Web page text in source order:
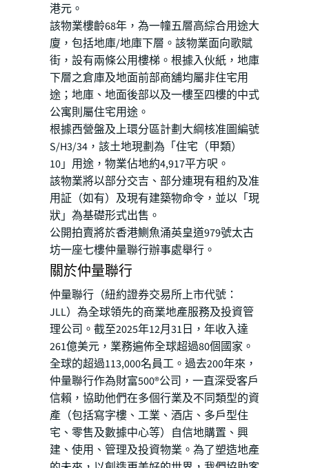
港元。
該物業樓齡68年，為一幢五層高綜合用途大
廈，包括地庫/地庫下層。該物業面向歌賦
街，設有兩條公用樓梯。根據入伙紙，地庫
下層之倉庫及地面前部商舖均屬非住宅用
途；地庫、地面後部以及一樓至四樓的中式
公寓則屬住宅用途。
根據西營盤及上環分區計劃大綱核准圖編號
S/H3/34，該土地現劃為「住宅（甲類）
10」用途，物業佔地約4,917平方呎。
該物業將以部分交吉、部分連現有租約及准
用証（如有）及現有建築物命令，並以「現
狀」為基礎形式出售。
公開拍賣將於香港鰂魚涌英皇道979號太古
坊一座七樓仲量聯行辦事處舉行。
關於仲量聯行
仲量聯行（紐約證券交易所上市代號：
JLL）為全球領先的商業地產服務及投資管
理公司。截至2025年12月31日，年收入達
261億美元，業務遍佈全球超過80個國家。
全球的超過113,000名員工。過去200年來，
仲量聯行作為財富500®公司，一直深受客戶
信賴，協助他們在多個行業及不同類型的資
產（包括寫字樓、工業、酒店、多戶型住
宅、零售及數據中心等）自信地購置、興
建、使用、管理及投資物業。為了塑造地產